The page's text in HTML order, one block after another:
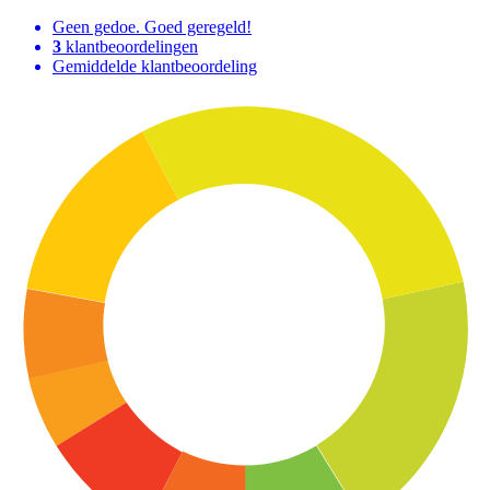
Geen gedoe. Goed geregeld!
3 klantbeoordelingen
Gemiddelde klantbeoordeling